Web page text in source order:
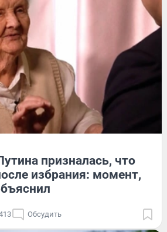
призналась, что
избрания: момент,
Обсудить